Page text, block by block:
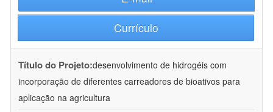
Currículo
Título do Projeto:desenvolvimento de hidrogéis com
incorporação de diferentes carreadores de bioativos para
aplicação na agricultura